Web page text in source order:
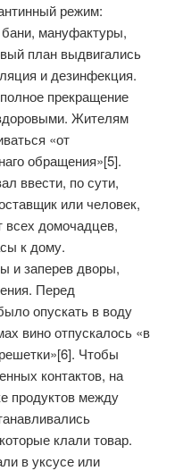
режим:
мануфактуры,
план выдвигались
и дезинфекция.
прекращение
Жителям
«от
обращения»[5].
ввести, по сути,
или человек,
всех домочадцев,
к дому.
и заперев дворы,
Перед
опускать в воду
вино отпускалось «в
Чтобы
контактов, на
продуктов между
клали товар.
в уксусе или